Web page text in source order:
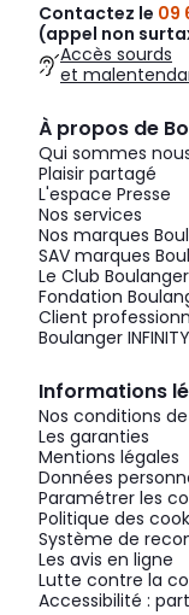
Contactez le 09
(appel non
Accès sourds
et
À propos de
Qui sommes
Plaisir partagé
L'espace Presse
Nos services
Nos marques
SAV marques
Le Club Boulanger
Fondation
Client
Boulanger INFINITY
Informations
Nos conditions
Les garanties
Mentions légales
Données
Paramétrer les
Politique des
Système de
Les avis en ligne
Lutte contre la
Accessibilité :